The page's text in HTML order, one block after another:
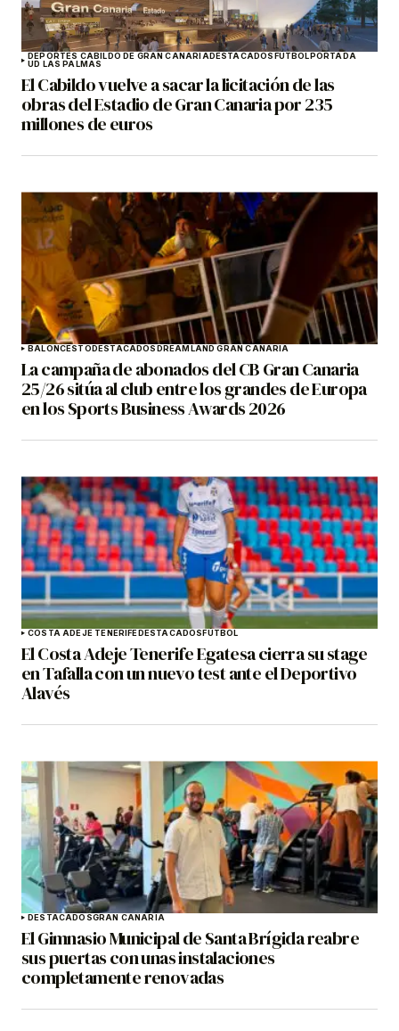
DEPORTES CABILDO DE GRAN CANARIADESTACADOS FÚTBOL PORTADA
UD LAS PALMAS
El Cabildo vuelve a sacar la licitación de las
obras del Estadio de Gran Canaria por 235
millones de euros
BALONCESTO DESTACADOS DREAMLAND GRAN CANARIA
La campaña de abonados del CB Gran Canaria
25/26 sitúa al club entre los grandes de Europa
en los Sports Business Awards 2026
COSTA ADEJE TENERIFE DESTACADOS FÚTBOL
El Costa Adeje Tenerife Egatesa cierra su stage
en Tafalla con un nuevo test ante el Deportivo
Alavés
DESTACADOSGRAN CANARIA
El Gimnasio Municipal de Santa Brígida reabre
sus puertas con unas instalaciones
completamente renovadas